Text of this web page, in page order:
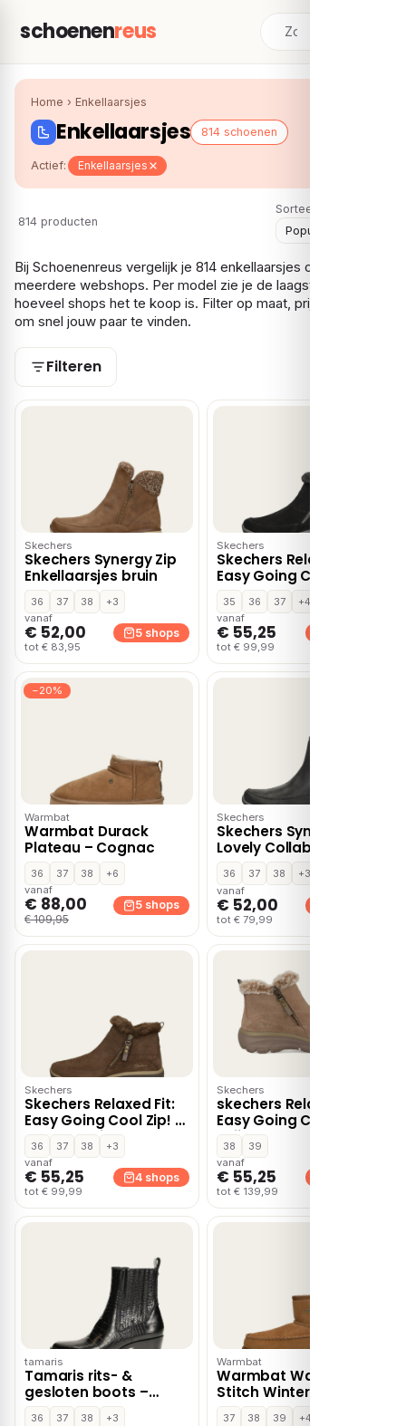
schoenenreus
Home › Enkellaarsjes
Enkellaarsjes 814 schoenen
Actief: Enkellaarsjes
814 producten
Sorteer:
Bij Schoenenreus vergelijk je 814 enkellaarsjes over
meerdere webshops. Per model zie je de laagste prijs en bij
hoeveel shops het te koop is. Filter op maat, prijs en gender
om snel jouw paar te vinden.
Filteren
Skechers
Skechers Synergy Zip
Enkellaarsjes bruin
36 37 38
+3
vanaf
€ 52,00
tot € 83,95
5 shops
Skechers
Skechers Relaxed Fit:
Easy Going Cool Zip! –
Zwart
35 36 37
+4
vanaf
€ 55,25
tot € 99,99
−20%
Warmbat
Warmbat Durack
Plateau – Cognac
36 37 38
+6
vanaf
€ 88,00
€ 109,95
5 shops
Skechers
Skechers Synergy
Lovely Collab – Zwart
36 37 38
+3
vanaf
€ 52,00
tot € 79,99
Skechers
Skechers Relaxed Fit:
Easy Going Cool Zip! –
Donkerbruin
36 37 38
+3
vanaf
€ 55,25
tot € 99,99
4 shops
Skechers
skechers Relaxed Fit:
Easy Going Cool Zip
Grijs
38
39
vanaf
€ 55,25
tot € 139,99
tamaris
Tamaris rits- &
gesloten boots –
Zwart
36 37 38
+3
Warmbat
Warmbat Wallaby
Stitch Winterboots
cognac Suede
37 38 39
+4